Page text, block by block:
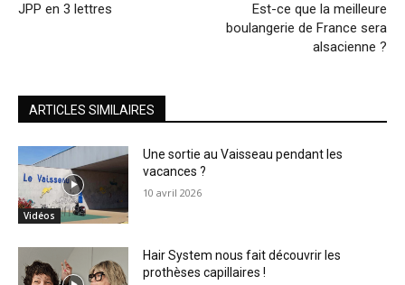
JPP en 3 lettres
Est-ce que la meilleure
boulangerie de France sera
alsacienne ?
ARTICLES SIMILAIRES
Vidéos
Une sortie au Vaisseau pendant les
vacances ?
10 avril 2026
Hair System nous fait découvrir les
prothèses capillaires !